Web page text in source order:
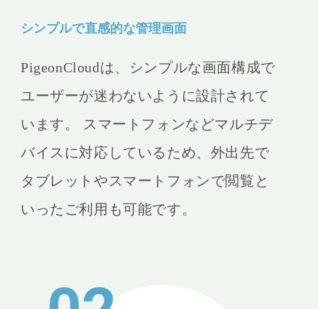
シンプルで直感的な管理画面
PigeonCloudは、シンプルな画面構成で
ユーザーが迷わないように設計されて
います。 スマートフォンなどマルチデ
バイスに対応しているため、外出先で
タブレットやスマートフォンで閲覧と
いったご利用も可能です。